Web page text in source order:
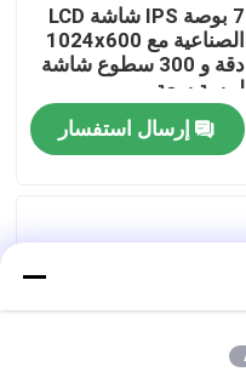
7 بوصة IPS شاشة LCD
الصناعية مع 1024x600
دقة و 300 سطوع شاشة
لمسة سعة
إرسال استفسار